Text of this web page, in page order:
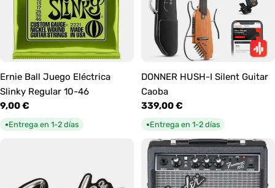
Ernie Ball Juego Eléctrica
Slinky Regular 10-46
Precio
habitual
9,00 €
●Entrega en 1-2 días
DONNER HUSH-I Silent Guitar
Caoba
Precio
habitual
339,00 €
●Entrega en 1-2 días